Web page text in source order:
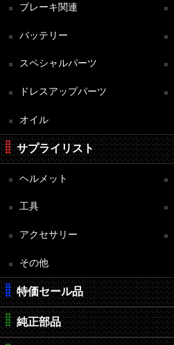
ブレーキ関連
バッテリー
スペシャルパーツ
ドレスアップパーツ
オイル
サプライリスト
ヘルメット
工具
アクセサリー
その他
特価セール品
純正部品